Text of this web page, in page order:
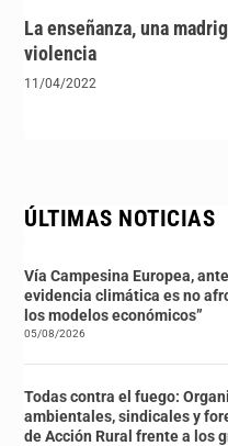
La enseñanza, una
violencia
11/04/2022
ÚLTIMAS NOTICIAS
Vía Campesina Europea,
evidencia climática es no
los modelos económicos”
05/08/2026
Todas contra el fuego:
ambientales, sindicales y
de Acción Rural frente a los